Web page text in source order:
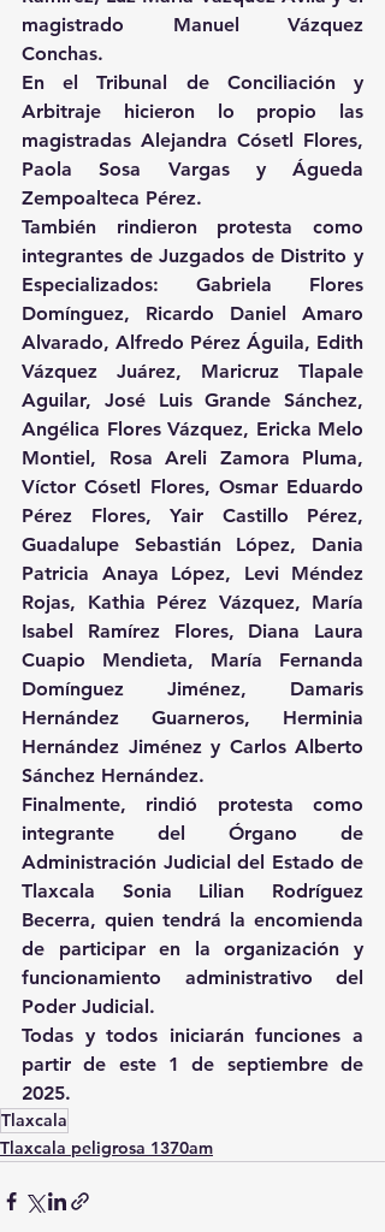
magistrado Manuel Vázquez
Conchas.
En el Tribunal de Conciliación y
Arbitraje hicieron lo propio las
magistradas Alejandra Cósetl Flores,
Paola Sosa Vargas y Águeda
Zempoalteca Pérez.
También rindieron protesta como
integrantes de Juzgados de Distrito y
Especializados: Gabriela Flores
Domínguez, Ricardo Daniel Amaro
Alvarado, Alfredo Pérez Águila, Edith
Vázquez Juárez, Maricruz Tlapale
Aguilar, José Luis Grande Sánchez,
Angélica Flores Vázquez, Ericka Melo
Montiel, Rosa Areli Zamora Pluma,
Víctor Cósetl Flores, Osmar Eduardo
Pérez Flores, Yair Castillo Pérez,
Guadalupe Sebastián López, Dania
Patricia Anaya López, Levi Méndez
Rojas, Kathia Pérez Vázquez, María
Isabel Ramírez Flores, Diana Laura
Cuapio Mendieta, María Fernanda
Domínguez Jiménez, Damaris
Hernández Guarneros, Herminia
Hernández Jiménez y Carlos Alberto
Sánchez Hernández.
Finalmente, rindió protesta como
integrante del Órgano de
Administración Judicial del Estado de
Tlaxcala Sonia Lilian Rodríguez
Becerra, quien tendrá la encomienda
de participar en la organización y
funcionamiento administrativo del
Poder Judicial.
Todas y todos iniciarán funciones a
partir de este 1 de septiembre de
2025.
Tlaxcala
Tlaxcala peligrosa 1370am